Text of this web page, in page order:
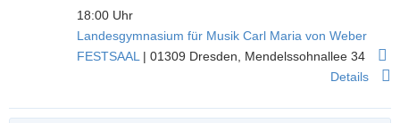
18:00 Uhr
Landesgymnasium für Musik Carl Maria von Weber
FESTSAAL |01309 Dresden
Mendelssohnallee 34
Details